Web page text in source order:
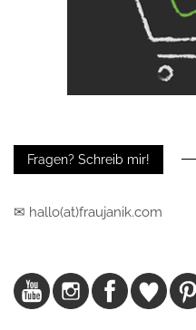
Fragen? Schreib mir!
✉ hallo(at)fraujanik.com